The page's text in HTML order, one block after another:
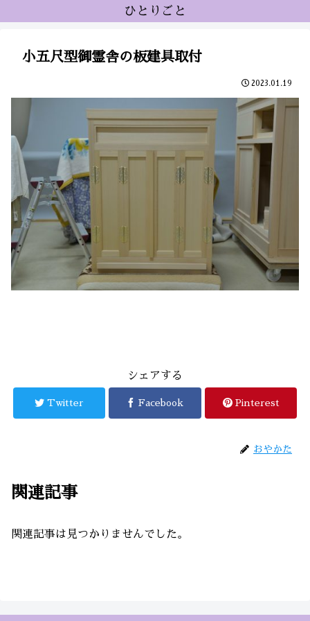
ひとりごと
小五尺型御霊舎の板建具取付
2023.01.19
シェアする
Twitter Facebook Pinterest
おやかた
関連記事
関連記事は見つかりませんでした。